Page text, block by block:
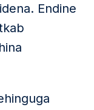
Endine